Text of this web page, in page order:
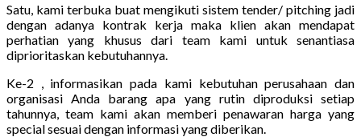
Satu, kami terbuka buat mengikuti sistem tender/ pitching jadi
dengan adanya kontrak kerja maka klien akan mendapat
perhatian yang khusus dari team kami untuk senantiasa
diprioritaskan kebutuhannya.
Ke-2 , informasikan pada kami kebutuhan perusahaan dan
organisasi Anda barang apa yang rutin diproduksi setiap
tahunnya, team kami akan memberi penawaran harga yang
special sesuai dengan informasi yang diberikan.